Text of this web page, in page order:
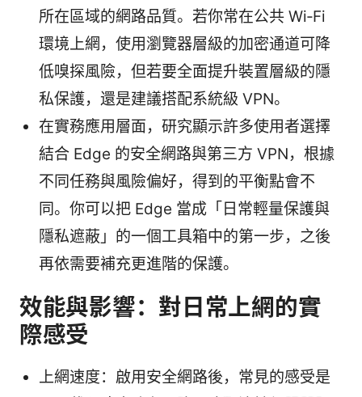
所在區域的網路品質。若你常在公共 Wi‑Fi
環境上網，使用瀏覽器層級的加密通道可降
低嗅探風險，但若要全面提升裝置層級的隱
私保護，還是建議搭配系統級 VPN。
在實務應用層面，研究顯示許多使用者選擇
結合 Edge 的安全網路與第三方 VPN，根據
不同任務與風險偏好，得到的平衡點會不
同。你可以把 Edge 當成「日常輕量保護與
隱私遮蔽」的一個工具箱中的第一步，之後
再依需要補充更進階的保護。
效能與影響：對日常上網的實
際感受
上網速度：啟用安全網路後，常見的感受是